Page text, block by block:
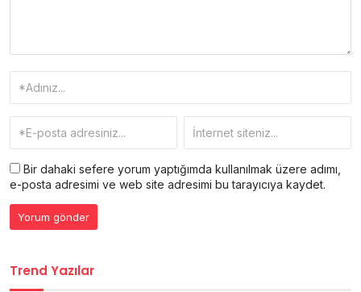
Bir dahaki sefere yorum yaptığımda kullanılmak üzere adımı,
e-posta adresimi ve web site adresimi bu tarayıcıya kaydet.
Trend Yazılar